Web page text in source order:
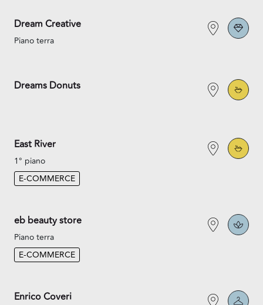
Dream Creative
Piano terra
Dreams Donuts
East River
1° piano
E-COMMERCE
eb beauty store
Piano terra
E-COMMERCE
Enrico Coveri